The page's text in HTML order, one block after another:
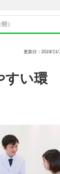
）
更新日：2024/
すい環